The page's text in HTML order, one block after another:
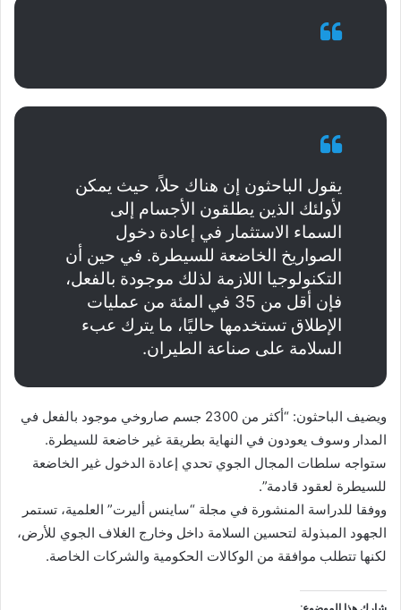
يقول الباحثون إن هناك حلاً، حيث يمكن
لأولئك الذين يطلقون الأجسام إلى
السماء الاستثمار في إعادة دخول
الصواريخ الخاضعة للسيطرة. في حين أن
التكنولوجيا اللازمة لذلك موجودة بالفعل،
فإن أقل من 35 في المئة من عمليات
الإطلاق تستخدمها حاليًا، ما يترك عبء
السلامة على صناعة الطيران.
ويضيف الباحثون: “أكثر من 2300 جسم صاروخي موجود بالفعل في
المدار وسوف يعودون في النهاية بطريقة غير خاضعة للسيطرة.
ستواجه سلطات المجال الجوي تحدي إعادة الدخول غير الخاضعة
للسيطرة لعقود قادمة”.
ووفقا للدراسة المنشورة في مجلة “ساينس أليرت” العلمية، تستمر
الجهود المبذولة لتحسين السلامة داخل وخارج الغلاف الجوي للأرض،
لكنها تتطلب موافقة من الوكالات الحكومية والشركات الخاصة.